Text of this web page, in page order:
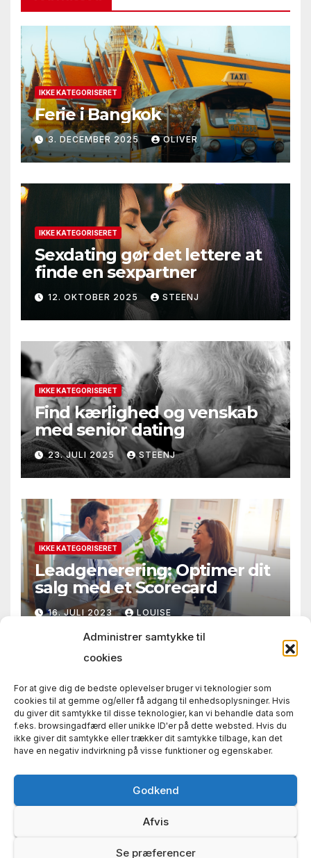
Administrer samtykke til
cookies
For at give dig de bedste oplevelser bruger vi teknologier som
cookies til at gemme og/eller få adgang til enhedsoplysninger. Hvis
du giver dit samtykke til disse teknologier, kan vi behandle data som
f.eks. browsingadfærd eller unikke ID'er på dette websted. Hvis du
ikke giver dit samtykke eller trækker dit samtykke tilbage, kan det
have en negativ indvirkning på visse funktioner og egenskaber.
Godkend
Afvis
Se præferencer
IKKE KATEGORISERET
Ferie i Bangkok
3. DECEMBER 2025 OLIVER
IKKE KATEGORISERET
Sexdating gør det lettere at
finde en sexpartner
12. OKTOBER 2025 STEENJ
IKKE KATEGORISERET
Find kærlighed og venskab
med senior dating
23. JULI 2025 STEENJ
IKKE KATEGORISERET
Leadgenerering: Optimer dit
salg med et Scorecard
16. JULI 2023 LOUISE
Country Festival
Dejlige og festlige dage med musik
Proudly powered by WordPress|Theme: News Way by